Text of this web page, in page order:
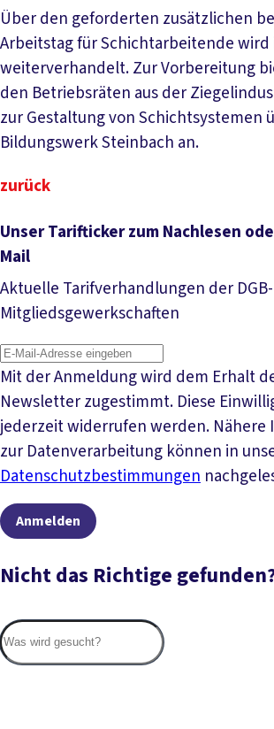
Über den geforderten zusätzlichen
Arbeitstag für Schichtarbeitende wird
weiterverhandelt. Zur Vorbereitung
den Betriebsräten aus der
zur Gestaltung von Schichtsystemen
Bildungswerk Steinbach an.
zurück
Unser Tarifticker zum Nachlesen
Mail
Aktuelle Tarifverhandlungen der DGB-
Mitgliedsgewerkschaften
Mit der Anmeldung wird dem Erhalt
Newsletter zugestimmt. Diese
jederzeit widerrufen werden. Nähere
zur Datenverarbeitung können in
Datenschutzbestimmungen
Anmelden
Nicht das Richtige